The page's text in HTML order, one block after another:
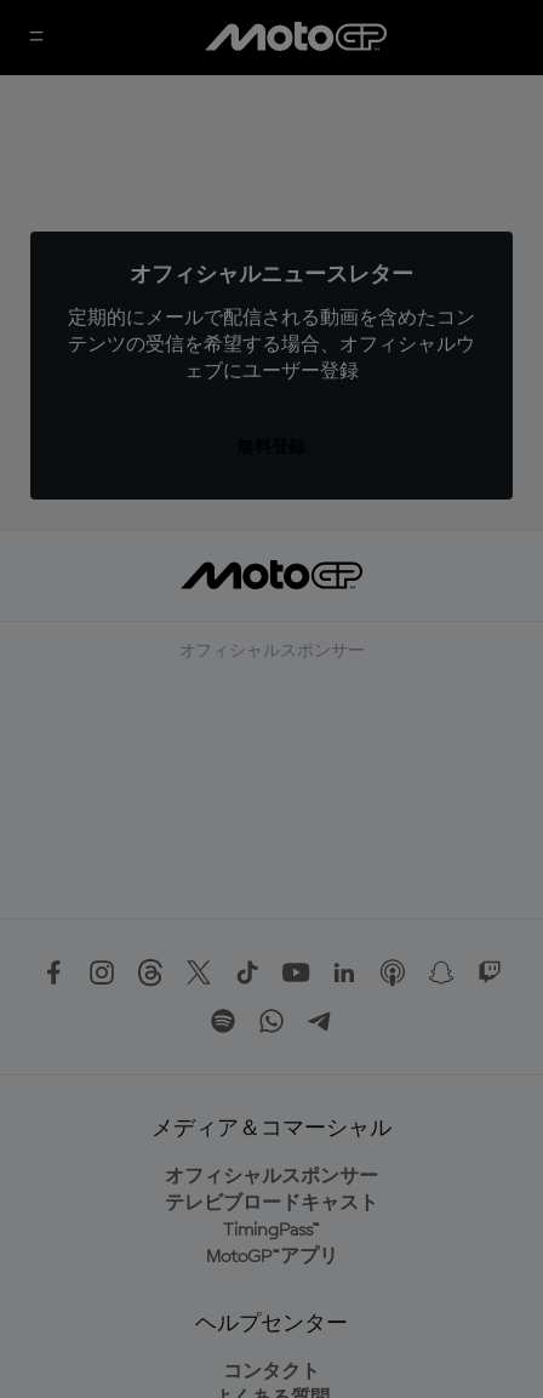
オフィシャルニュースレター
定期的にメールで配信される動画を含めたコン
テンツの受信を希望する場合、オフィシャルウ
ェブにユーザー登録
オフィシャルスポンサー
メディア＆コマーシャル
オフィシャルスポンサー
テレビブロードキャスト
TimingPass™
MotoGP™アプリ
ヘルプセンター
コンタクト